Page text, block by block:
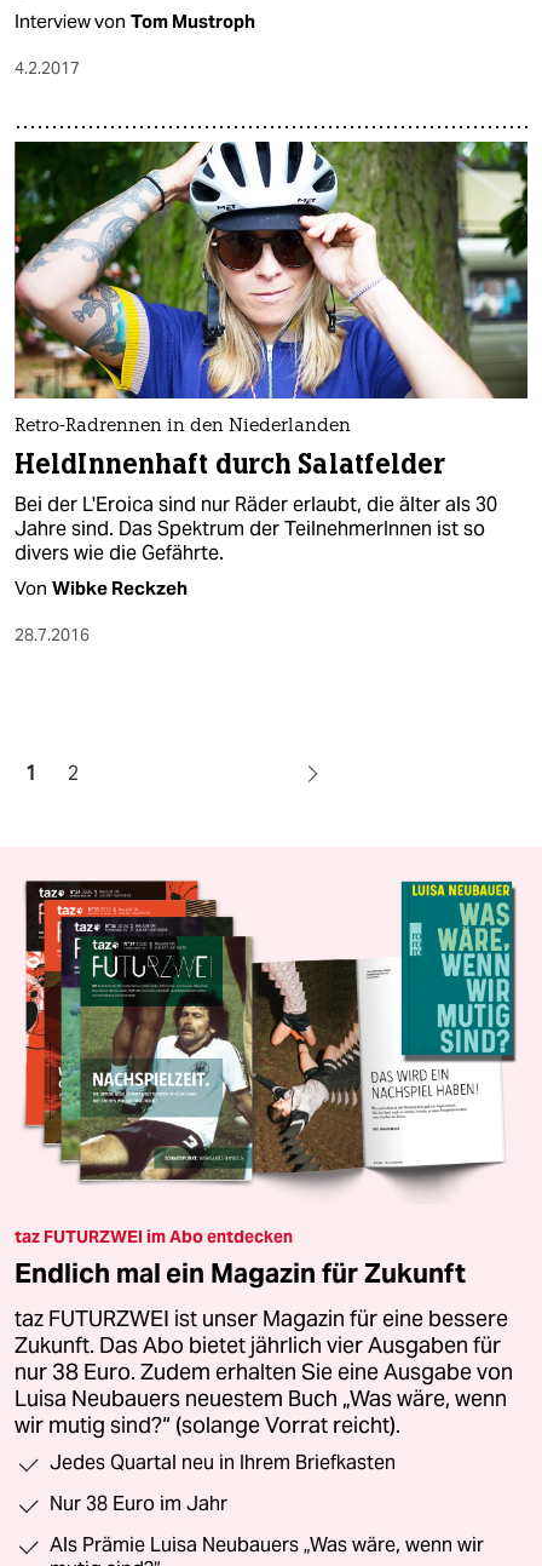
Interview von Tom Mustroph
4.2.2017
Retro-Radrennen in den Niederlanden
HeldInnenhaft durch Salatfelder
Bei der L'Eroica sind nur Räder erlaubt, die älter als 30
Jahre sind. Das Spektrum der TeilnehmerInnen ist so
divers wie die Gefährte.
Von Wibke Reckzeh
28.7.2016
1 2
taz FUTURZWEI im Abo entdecken
Endlich mal ein Magazin für Zukunft
taz FUTURZWEI ist unser Magazin für eine bessere
Zukunft. Das Abo bietet jährlich vier Ausgaben für
nur 38 Euro. Zudem erhalten Sie eine Ausgabe von
Luisa Neubauers neuestem Buch „Was wäre, wenn
wir mutig sind?“ (solange Vorrat reicht).
Jedes Quartal neu in Ihrem Briefkasten
Nur 38 Euro im Jahr
Als Prämie Luisa Neubauers „Was wäre, wenn wir